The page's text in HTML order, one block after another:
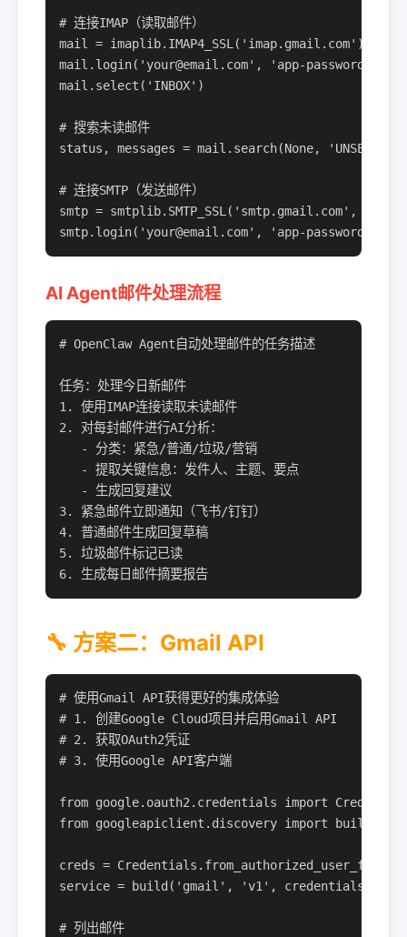
# 连接IMAP（读取邮件）
mail = imaplib.IMAP4_SSL('imap.gmail.com')
mail.login('your@email.com', 'app-password')
mail.select('INBOX')
# 搜索未读邮件
status, messages = mail.search(None, 'UNSEEN')
# 连接SMTP（发送邮件）
smtp = smtplib.SMTP_SSL('smtp.gmail.com', 465)
smtp.login('your@email.com', 'app-password')
AI Agent邮件处理流程
# OpenClaw Agent自动处理邮件的任务描述
任务：处理今日新邮件
1. 使用IMAP连接读取未读邮件
2. 对每封邮件进行AI分析：
   - 分类：紧急/普通/垃圾/营销
   - 提取关键信息：发件人、主题、要点
   - 生成回复建议
3. 紧急邮件立即通知（飞书/钉钉）
4. 普通邮件生成回复草稿
5. 垃圾邮件标记已读
6. 生成每日邮件摘要报告
🔧 方案二：Gmail API
# 使用Gmail API获得更好的集成体验
# 1. 创建Google Cloud项目并启用Gmail API
# 2. 获取OAuth2凭证
# 3. 使用Google API客户端
from google.oauth2.credentials import
from googleapiclient.discovery import build
creds =
service = build('gmail', 'v1',
# 列出邮件